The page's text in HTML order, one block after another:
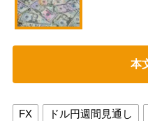
本
FX ドル円週間見通し